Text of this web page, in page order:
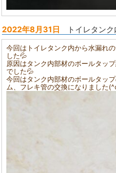
2022年8月31日 トイレタン
今回はトイレタンク内から水漏れ
した💦
原因はタンク内部材のボールタッ
でした💦
今回はタンク内部材のボールタッ
ム、フレキ管の交換になりました